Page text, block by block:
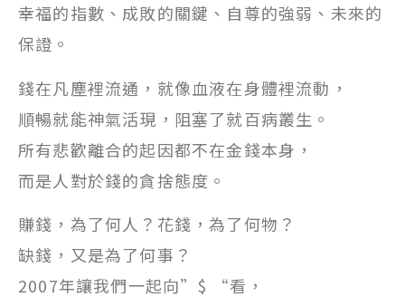
幸福的指數、成敗的關鍵、自尊的強弱、未來的
保證。
錢在凡塵裡流通，就像血液在身體裡流動，
順暢就能神氣活現，阻塞了就百病叢生。
所有悲歡離合的起因都不在金錢本身，
而是人對於錢的貪捨態度。
賺錢，為了何人？花錢，為了何物？
缺錢，又是為了何事？
2007年讓我們一起向”$ “看，